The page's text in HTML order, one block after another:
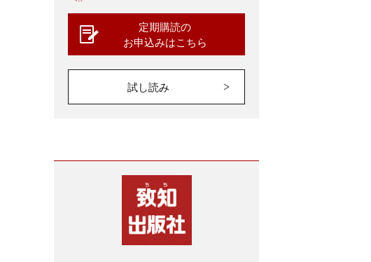
定期購読の
お申込みはこちら
試し読み